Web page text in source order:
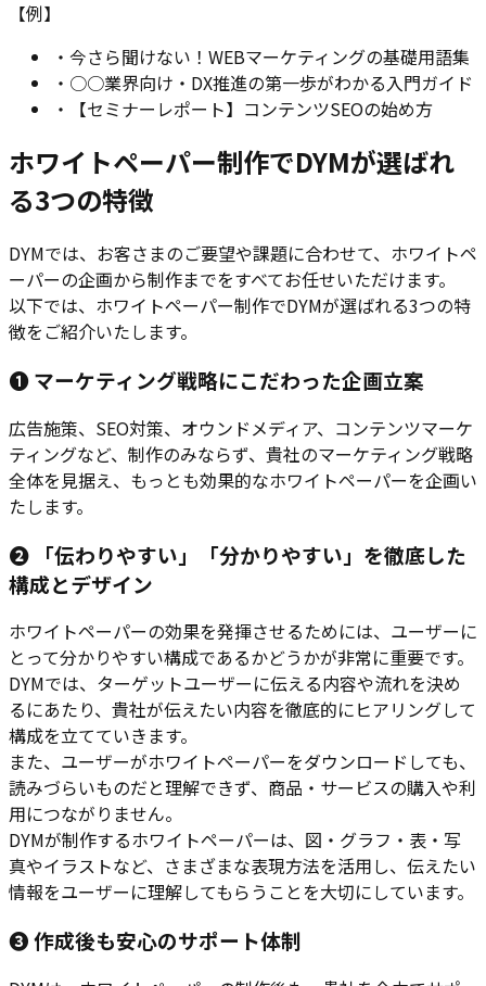
【例】
・ 今さら聞けない！WEBマーケティングの基礎用語集
・ ○○業界向け・DX推進の第一歩がわかる入門ガイド
・
【セミナーレポート】コンテンツSEOの始め方
ホワイトペーパー制作でDYMが選ばれ
る3つの特徴
DYMでは、お客さまのご要望や課題に合わせて、ホワイトペ
ーパーの企画から制作までをすべてお任せいただけます。
以下では、ホワイトペーパー制作でDYMが選ばれる3つの特
徴をご紹介いたします。
❶ マーケティング戦略にこだわった企画立案
広告施策、SEO対策、オウンドメディア、コンテンツマーケ
ティングなど、制作のみならず、貴社のマーケティング戦略
全体を見据え、もっとも効果的なホワイトペーパーを企画い
たします。
❷ 「伝わりやすい」「分かりやすい」を徹底した
構成とデザイン
ホワイトペーパーの効果を発揮させるためには、ユーザーに
とって分かりやすい構成であるかどうかが非常に重要です。
DYMでは、ターゲットユーザーに伝える内容や流れを決め
るにあたり、貴社が伝えたい内容を徹底的にヒアリングして
構成を立てていきます。
また、ユーザーがホワイトペーパーをダウンロードしても、
読みづらいものだと理解できず、商品・サービスの購入や利
用につながりません。
DYMが制作するホワイトペーパーは、図・グラフ・表・写
真やイラストなど、さまざまな表現方法を活用し、伝えたい
情報をユーザーに理解してもらうことを大切にしています。
❸ 作成後も安心のサポート体制